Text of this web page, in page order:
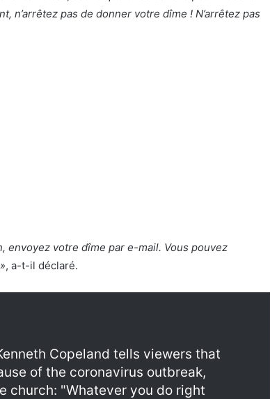
n’arrêtez pas de donner votre dîme ! N’arrêtez pas
envoyez votre dîme par e-mail. Vous pouvez
, a-t-il déclaré.
Copeland tells viewers that
of the coronavirus outbreak,
church: "Whatever you do right